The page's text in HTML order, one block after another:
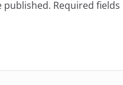
published. Required fields